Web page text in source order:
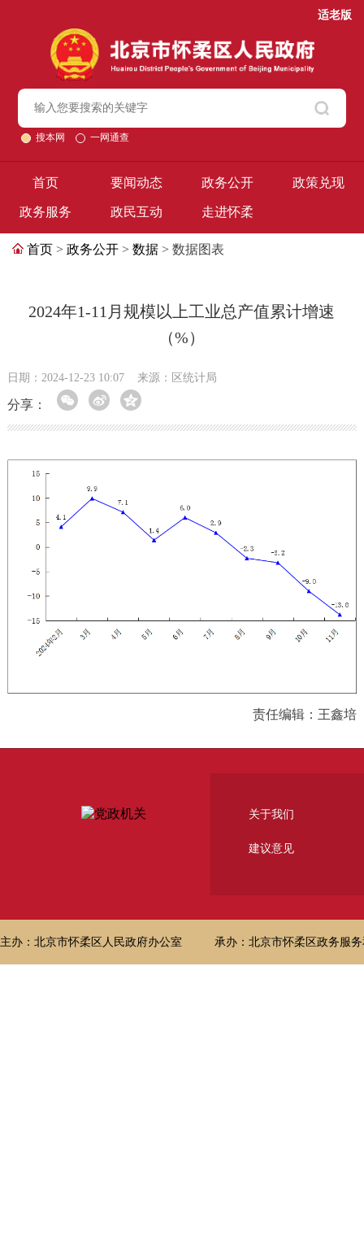
适老版
搜本网 一网通查
首页 要闻动态 政务公开 政策兑现
政务服务 政民互动 走进怀柔
首页 > 政务公开 > 数据 > 数据图表
2024年1-11月规模以上工业总产值累计增速
（%）
日期：2024-12-23 10:07 来源：区统计局
分享：
责任编辑：王鑫培
关于我们
建议意见
主办：北京市怀柔区人民政府办公室 承办：北京市怀柔区政务服